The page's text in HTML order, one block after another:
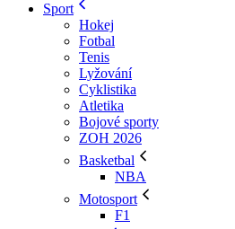
Sport
Hokej
Fotbal
Tenis
Lyžování
Cyklistika
Atletika
Bojové sporty
ZOH 2026
Basketbal
NBA
Motosport
F1